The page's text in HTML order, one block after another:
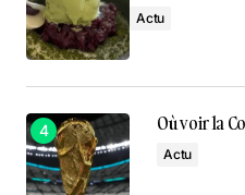
Actu
Où voir la
Actu